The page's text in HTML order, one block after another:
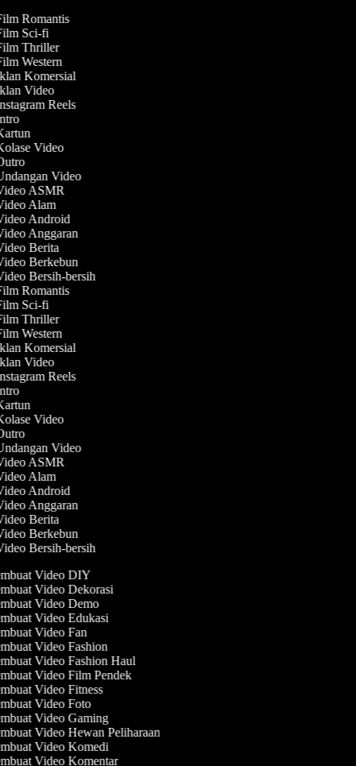
Romantis
Sci-fi
Thriller
Western
Komersial
Video
Reels
Video
Video
ASMR
Alam
Android
Anggaran
Berita
Berkebun
Bersih-bersih
Romantis
Sci-fi
Thriller
Western
Komersial
Video
Reels
Video
Video
ASMR
Alam
Android
Anggaran
Berita
Berkebun
Bersih-bersih
Video DIY
Video Dekorasi
Video Demo
Video Edukasi
Video Fan
Video Fashion
Video Fashion Haul
Video Film Pendek
Video Fitness
Video Foto
Video Gaming
Video Hewan Peliharaan
Video Komedi
Video Komentar